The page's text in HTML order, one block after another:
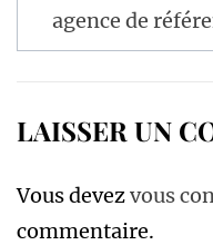
agence de
LAISSER UN
Vous devezvous
commentaire.